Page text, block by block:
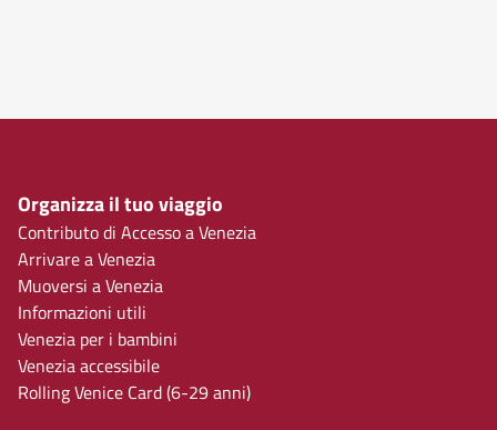
Organizza il tuo viaggio
Contributo di Accesso a Venezia
Arrivare a Venezia
Muoversi a Venezia
Informazioni utili
Venezia per i bambini
Venezia accessibile
Rolling Venice Card (6-29 anni)